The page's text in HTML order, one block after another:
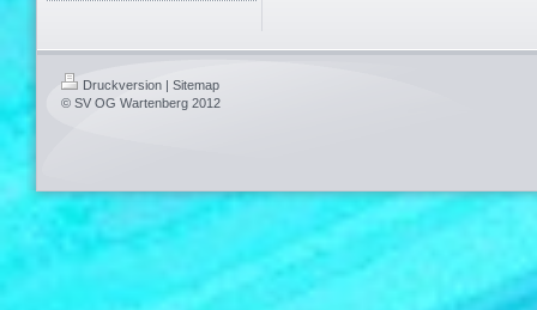
Druckversion | Sitemap
© SV OG Wartenberg 2012